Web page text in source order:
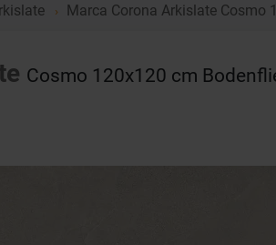
Marca Corona Arkislate Cosmo
Cosmo 120x120 cm